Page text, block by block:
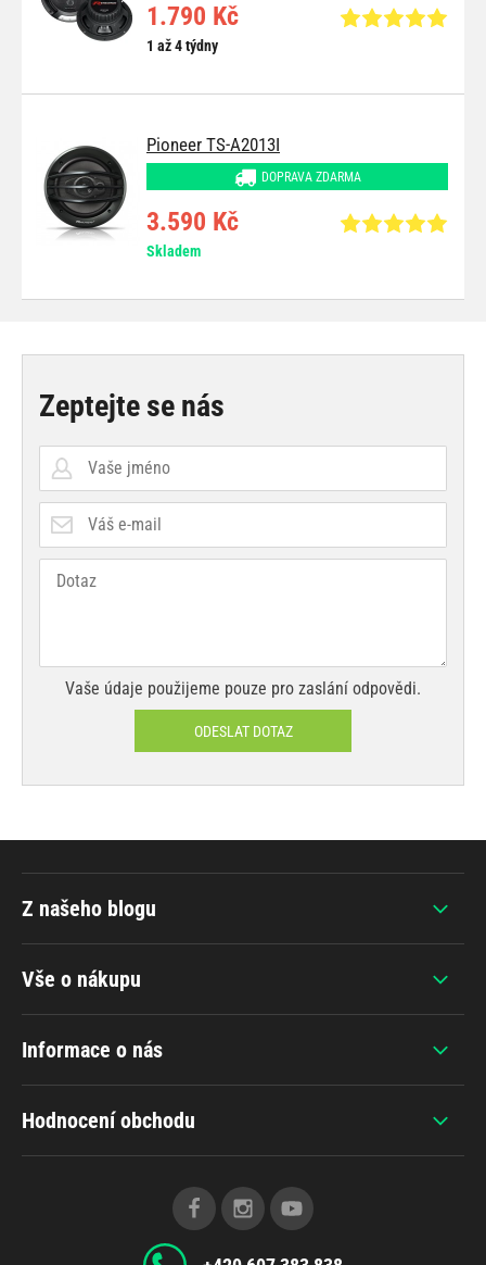
1.790 Kč
1 až 4 týdny
Pioneer TS-A2013I
DOPRAVA ZDARMA
3.590 Kč
Skladem
Zeptejte se nás
Vaše údaje použijeme pouze pro zaslání odpovědi.
ODESLAT DOTAZ
Vše o nákupu
Informace o nás
Hodnocení obchodu
Z našeho blogu